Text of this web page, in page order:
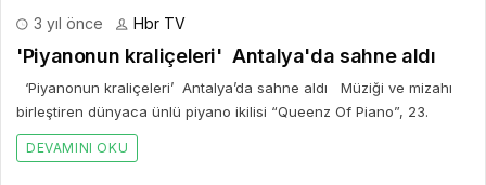
3 yıl önce Hbr TV
'Piyanonun kraliçeleri' Antalya'da sahne aldı
‘Piyanonun kraliçeleri’ Antalya’da sahne aldı Müziği ve mizahı
birleştiren dünyaca ünlü piyano ikilisi “Queenz Of Piano”, 23.
DEVAMINI OKU